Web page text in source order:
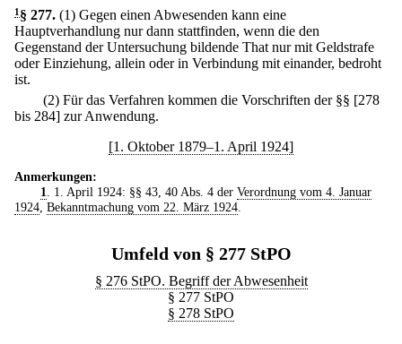
1 § 277. (1) Gegen einen Abwesenden kann eine
Hauptverhandlung nur dann stattfinden, wenn die den
Gegenstand der Untersuchung bildende That nur mit Geldstrafe
oder Einziehung, allein oder in Verbindung mit einander, bedroht
ist.
(2) Für das Verfahren kommen die Vorschriften der §§ [278
bis 284] zur Anwendung.
[1. Oktober 1879–1. April 1924]
Anmerkungen:
1. 1. April 1924: §§ 43, 40 Abs. 4 der Verordnung vom 4. Januar
1924, Bekanntmachung vom 22. März 1924.
Umfeld von § 277 StPO
§ 276 StPO. Begriff der Abwesenheit
§ 277 StPO
§ 278 StPO